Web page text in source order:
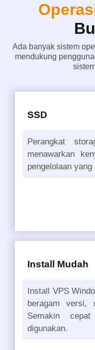
Ada banyak sistem
mendukung
SSD
Perangkat
menawarkan
pengelolaan yang
Install Mudah
Install VPS
beragam versi,
Semakin
digunakan.